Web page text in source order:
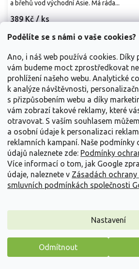
Podělíte se s námi o vaše cookies?
Ano, i náš web používá cookies. Díky
vám budeme moct zprostředkovat
prohlížení našeho webu. Analytické
k analýze návštěvnosti,
s přizpůsobením webu a díky
vám zobrazí takové reklamy, které
otravovat. S vaším souhlasem
a osobní údaje k personalizaci
reklamních kampaní. Naše podmínky
údajů naleznete zde: Podmínky
Více informací o tom, jak Google
údaje, naleznete v Zásadách
smluvních podmínkách společnosti
Nastavení
Odmítnout
389 Kč/ ks
Detail
a břehů vod východní Asie. Má ráda...
Lomikámen Arendsův 'Ice Colours
arendsii 'Ice Colours Lime'
Saxifraga x arendsii 'Ice Colours Lime'
(61 ks)
Máme pro vás malý